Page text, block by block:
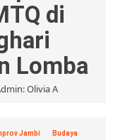
di
Lomba
Olivia A
Jambi Budaya